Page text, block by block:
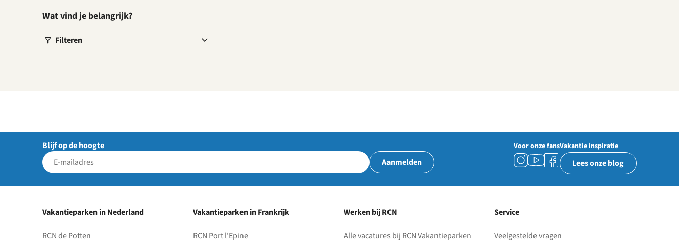
Wat vind je belangrijk?
Filteren
Blijf op de hoogte
Aanmelden
Voor onze fansVakantie inspiratie
Lees onze blog
Vakantieparken in Nederland
RCN de Potten
Vakantieparken in Frankrijk
RCN Port l'Epine
Werken bij RCN
Alle vacatures bij RCN Vakantieparken
Service
Veelgestelde vragen